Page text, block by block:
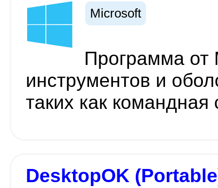
Microsoft
Программа от
инструментов и
таких как
DesktopOK